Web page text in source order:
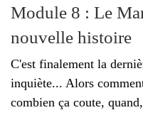
Module 8 : Le
nouvelle histoire
C'est finalement la
inquiète... Alors
combien ça coute,